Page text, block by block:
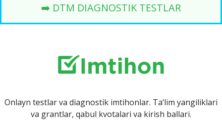
➡️ DTM DIAGNOSTIK TESTLAR
Onlayn testlar va diagnostik imtihonlar. Ta‘lim yangiliklari
va grantlar, qabul kvotalari va kirish ballari.